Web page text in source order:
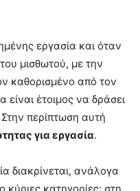
εργασία και όταν
μισθωτού, με την
καθορισμένο από τον
είναι έτοιμος να δράσει
περίπτωση αυτή
για εργασία.
διακρίνεται, ανάλογα